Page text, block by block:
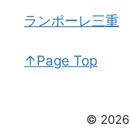
ランポーレ三重
↑Page Top
© 2026